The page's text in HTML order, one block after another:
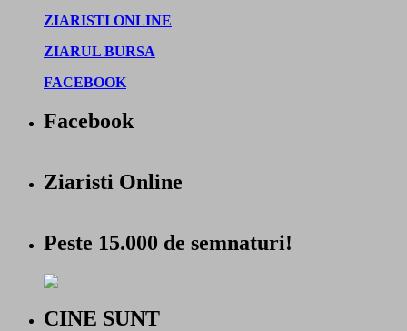
ZIARISTI ONLINE
ZIARUL BURSA
FACEBOOK
Facebook
Ziaristi Online
Peste 15.000 de semnaturi!
CINE SUNT